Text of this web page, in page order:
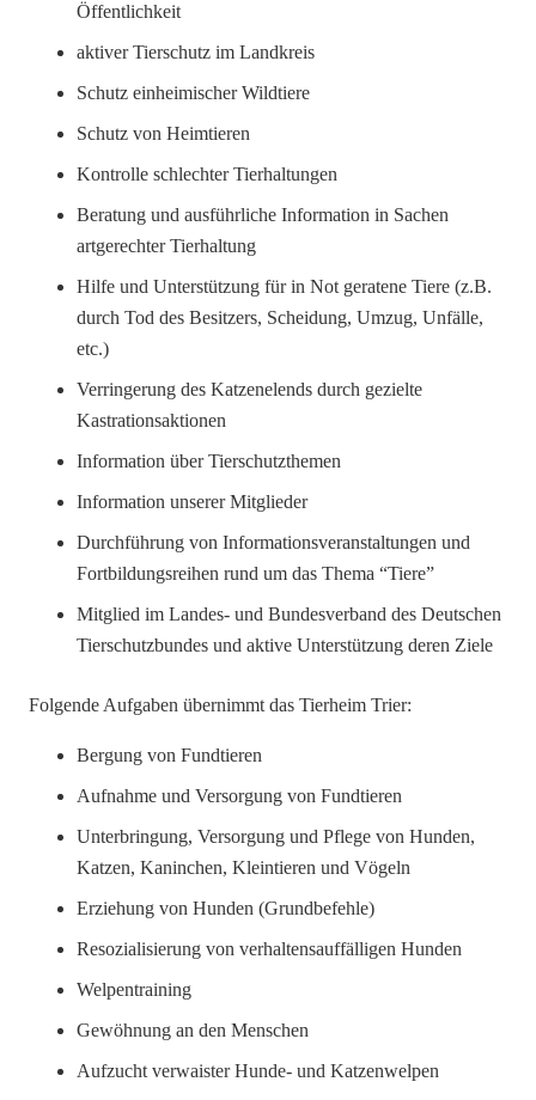
Öffentlichkeit
aktiver Tierschutz im Landkreis
Schutz einheimischer Wildtiere
Schutz von Heimtieren
Kontrolle schlechter Tierhaltungen
Beratung und ausführliche Information in Sachen
artgerechter Tierhaltung
Hilfe und Unterstützung für in Not geratene Tiere (z.B.
durch Tod des Besitzers, Scheidung, Umzug, Unfälle,
etc.)
Verringerung des Katzenelends durch gezielte
Kastrationsaktionen
Information über Tierschutzthemen
Information unserer Mitglieder
Durchführung von Informationsveranstaltungen und
Fortbildungsreihen rund um das Thema “Tiere”
Mitglied im Landes- und Bundesverband des Deutschen
Tierschutzbundes und aktive Unterstützung deren Ziele
Folgende Aufgaben übernimmt das Tierheim Trier:
Bergung von Fundtieren
Aufnahme und Versorgung von Fundtieren
Unterbringung, Versorgung und Pflege von Hunden,
Katzen, Kaninchen, Kleintieren und Vögeln
Erziehung von Hunden (Grundbefehle)
Resozialisierung von verhaltensauffälligen Hunden
Welpentraining
Gewöhnung an den Menschen
Aufzucht verwaister Hunde- und Katzenwelpen